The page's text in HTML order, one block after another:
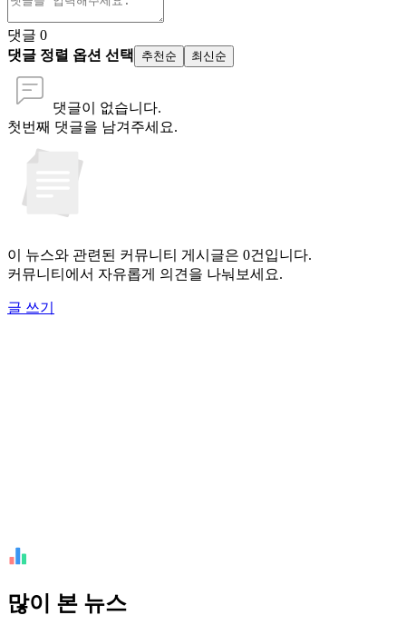
댓글 0
댓글 정렬 옵션 선택
추천순 최신순
댓글이 없습니다.
첫번째 댓글을 남겨주세요.
이 뉴스와 관련된 커뮤니티 게시글은 0건입니다.
커뮤니티에서 자유롭게 의견을 나눠보세요.
글 쓰기
많이 본 뉴스